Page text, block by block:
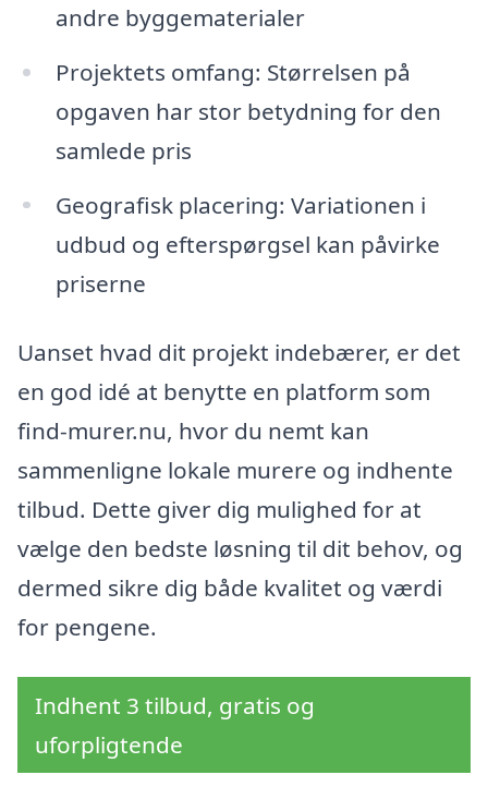
andre byggematerialer
Projektets omfang: Størrelsen på
opgaven har stor betydning for den
samlede pris
Geografisk placering: Variationen i
udbud og efterspørgsel kan påvirke
priserne
Uanset hvad dit projekt indebærer, er det
en god idé at benytte en platform som
find-murer.nu, hvor du nemt kan
sammenligne lokale murere og indhente
tilbud. Dette giver dig mulighed for at
vælge den bedste løsning til dit behov, og
dermed sikre dig både kvalitet og værdi
for pengene.
Indhent 3 tilbud, gratis og
uforpligtende